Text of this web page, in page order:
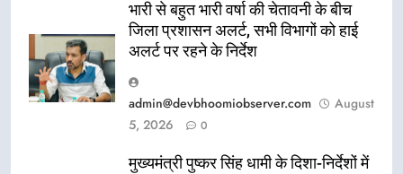
भारी से बहुत भारी वर्षा की चेतावनी के बीच
जिला प्रशासन अलर्ट, सभी विभागों को हाई
अलर्ट पर रहने के निर्देश
admin@devbhoomiobserver.com
August
5, 2026
0
मुख्यमंत्री पुष्कर सिंह धामी के दिशा-निर्देशों में